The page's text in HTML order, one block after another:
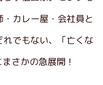
カレー屋・会社員と
でもない、「亡くな
さかの急展開！